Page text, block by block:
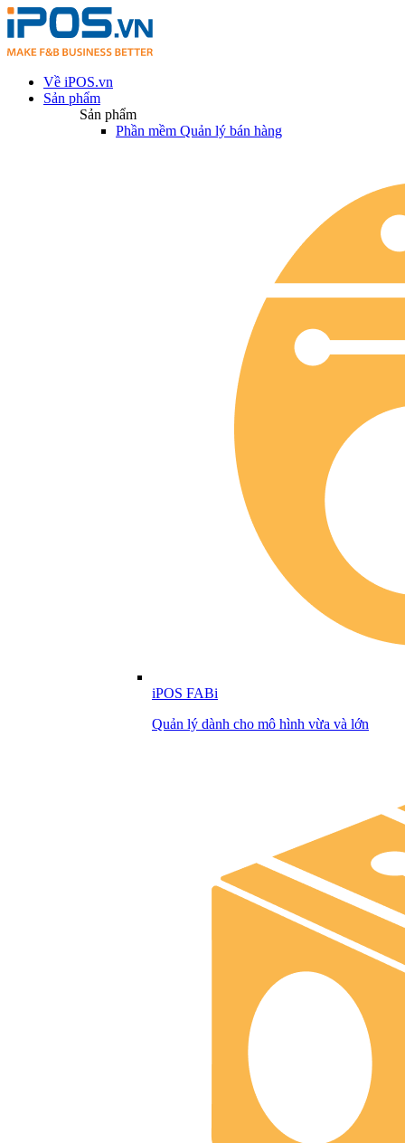
Về iPOS.vn
Sản phẩm
Sản phẩm
Phần mềm Quản lý bán hàng
iPOS FABi
Quản lý dành cho mô hình vừa và lớn